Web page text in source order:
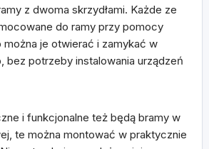
z dwoma skrzydłami. Każde ze
do ramy przy pomocy
można je otwierać i zamykać w
bez potrzeby instalowania urządzeń
i funkcjonalne też będą bramy w
te można montować w praktycznie